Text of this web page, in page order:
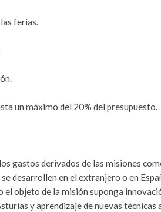
ferias.
un máximo del 20% del presupuesto.
gastos derivados de las misiones
desarrollen en el extranjero o en
el objeto de la misión suponga
y aprendizaje de nuevas